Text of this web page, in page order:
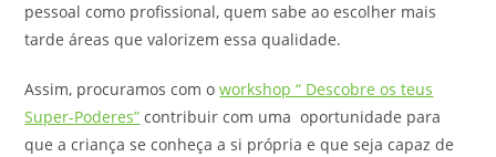
pessoal como profissional, quem sabe ao escolher mais
tarde áreas que valorizem essa qualidade.
Assim, procuramos com oworkshop “ Descobre os teus
Super-Poderes” contribuir com uma oportunidade para
que a criança se conheça a si própria e que seja capaz de